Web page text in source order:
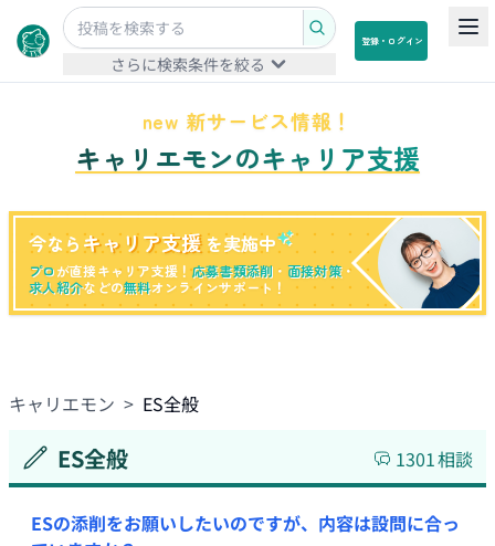
さらに検索条件を絞る
登録・ログイン
new 新サービス情報！
キャリエモンのキャリア支援
今なら キャリア支援 を実施中
プロが直接キャリア支援！応募書類添削 ・ 面接対策・
求人紹介などの無料オンラインサポート！
キャリエモン > ES全般
ES全般 1301相談
ESの添削をお願いしたいのですが、内容は設問に合っ